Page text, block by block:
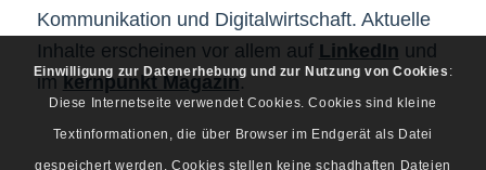
Kommunikation und Digitalwirtschaft. Aktuelle
Inhalte erscheinen vor allem auf LinkedIn und
imkernpunkt Magazin.
Einwilligung zur Datenerhebung und zur Nutzung von Cookies :
Diese Internetseite verwendet Cookies. Cookies sind kleine
Textinformationen, die über Browser im Endgerät als Datei
gespeichert werden. Cookies stellen keine schadhaften Dateien